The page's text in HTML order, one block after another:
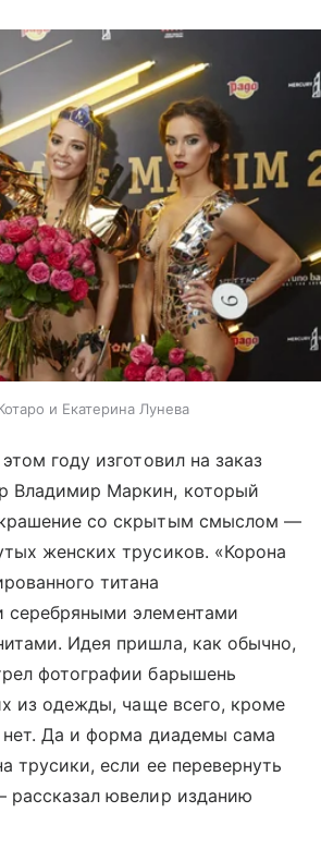
и Екатерина Лунева
году изготовил на заказ
Владимир Маркин, который
со скрытым смыслом —
женских трусиков. «Корона
титана
серебряными элементами
Идея пришла, как обычно,
фотографии барышень
из одежды, чаще всего, кроме
нет. Да и форма диадемы сама
трусики, если ее перевернуть
рассказал ювелир изданию